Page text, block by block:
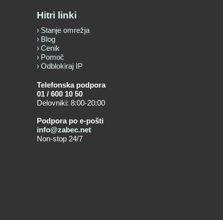
Hitri linki
Stanje omrežja
Blog
Cenik
Pomoč
Odblokiraj IP
Telefonska podpora
01 / 600 10 50
Delovniki: 8:00-20:00
Podpora po e-pošti
info@zabec.net
Non-stop 24/7